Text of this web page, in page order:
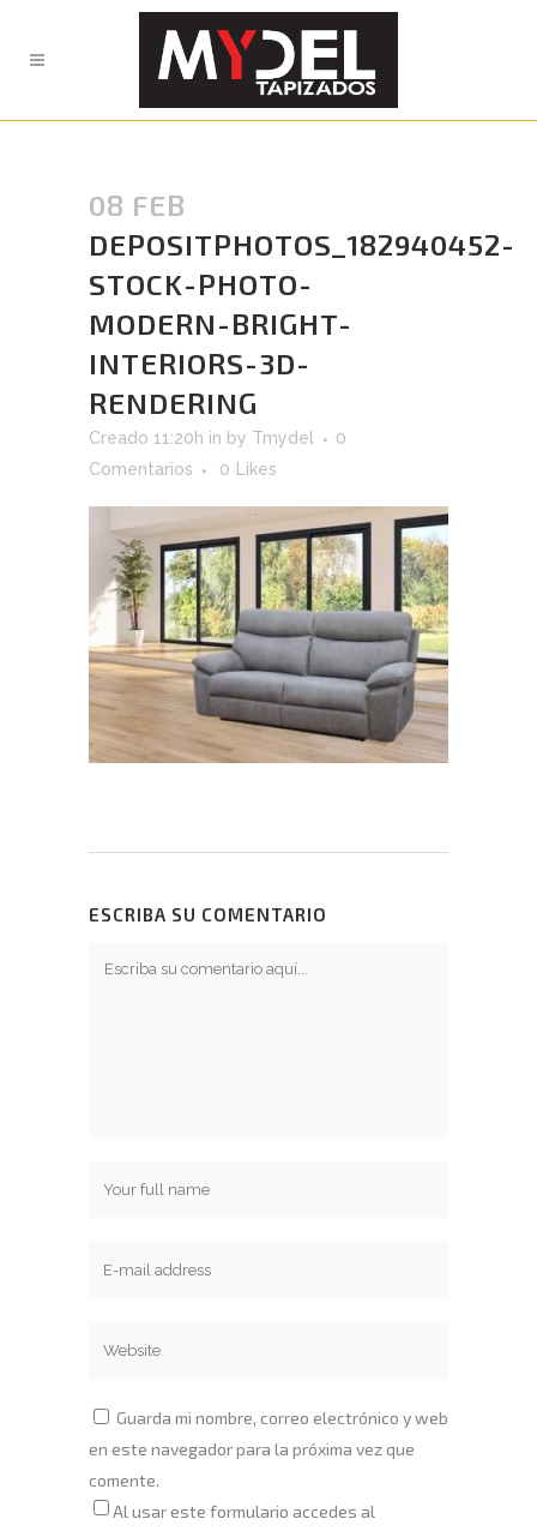
08 FEB
DEPOSITPHOTOS_182940452-
STOCK-PHOTO-
MODERN-BRIGHT-
INTERIORS-3D-
RENDERING
Creado 11:20h in by Tmydel
0
Comentarios
0 Likes
ESCRIBA SU COMENTARIO
Guarda mi nombre, correo electrónico y web
en este navegador para la próxima vez que
comente.
Al usar este formulario accedes al